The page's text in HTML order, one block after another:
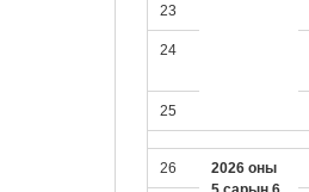
23
24
25
26
2026 оны